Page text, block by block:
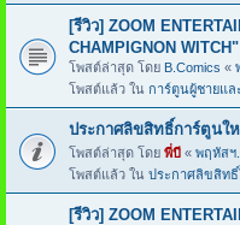
[รีวิว] ZOOM
CHAMPIGNON WITCH"
โพสต์ล่าสุด โดย B.Comics «
โพสต์แล้ว ใน การ์ตูนผู้ชายแ
ประกาศลิขสิทธิ์การ์ตูนใ
โพสต์ล่าสุด โดย พี่บี « พฤหัสฯ.
โพสต์แล้ว ใน ประกาศลิขสิทธิ์
[รีวิว] ZOOM